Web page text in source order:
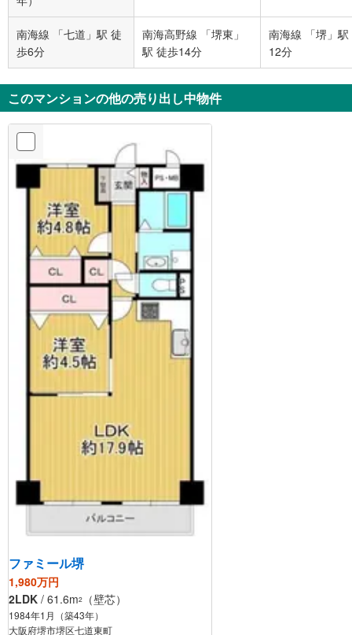
南海線 「七道」駅 徒
歩6分
南海高野線 「堺東」
駅 徒歩14分
南海線 「堺」駅
12分
このマンションの他の売り出し中物件
ファミール堺
1,980万円
2LDK / 61.6m2 （壁芯）
1984年1月（築43年）
大阪府堺市堺区七道東町